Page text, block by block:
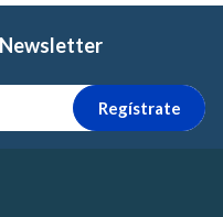
Regístrate